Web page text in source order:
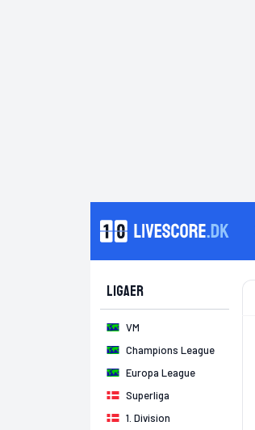
Ligaer
VM
Champions League
Europa League
Superliga
1. Division